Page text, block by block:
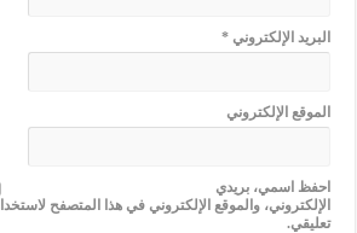
البريد الإلكتروني*
الموقع الإلكتروني
احفظ اسمي، بريدي
الإلكتروني، والموقع الإلكتروني في هذا المتصفح
تعليقي.